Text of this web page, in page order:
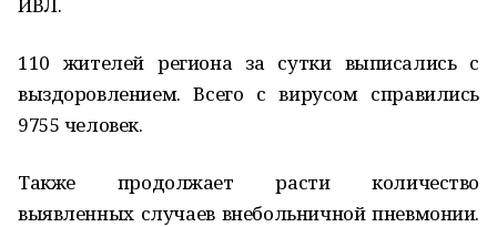
110 жителей региона за сутки выписались с
выздоровлением. Всего с вирусом справились
9755 человек.
Также продолжает расти количество
выявленных случаев внебольничной пневмонии.